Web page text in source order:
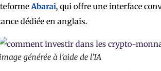
Abarai, qui offre une interface
dédiée en anglais.
image générée à l’aide de l’IA